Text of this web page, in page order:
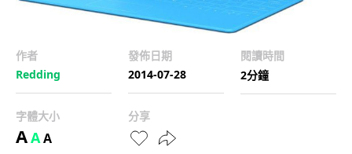
作者
Redding
發佈日期
2014-07-28
閱讀時間
2分鐘
字體大小
AAA
分享